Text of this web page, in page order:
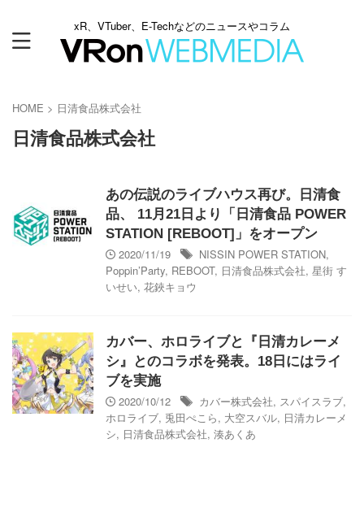
xR、VTuber、E-Techなどのニュースやコラム
HOME > 日清食品株式会社
日清食品株式会社
あの伝説のライブハウス再び。日清食
品、 11月21日より「日清食品 POWER
STATION [REBOOT]」をオープン
2020/11/19
NISSIN POWER STATION,
Poppin’Party, REBOOT, 日清食品株式会社, 星街 す
いせい, 花鋏キョウ
カバー、ホロライブと『日清カレーメ
シ』とのコラボを発表。18日にはライ
ブを実施
2020/10/12
カバー株式会社, スパイスラブ,
ホロライブ, 兎田ぺこら, 大空スバル, 日清カレーメ
シ, 日清食品株式会社, 湊あくあ